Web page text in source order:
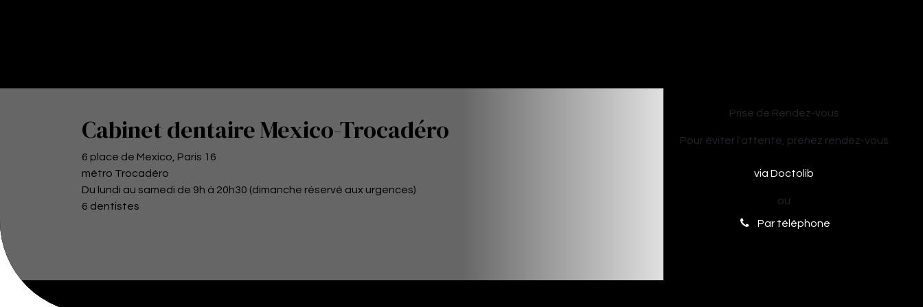
Cabinet dentaire Mexico-Trocadéro
6 place de Mexico, Paris 16
métro Trocadéro
Du lundi au samedi de 9h à 20h30 (dimanche réservé aux urgences)
6 dentistes
Prise de Rendez-vous
Pour éviter l'attente, prenez rendez-vous
via Doctolib
ou
Par téléphone